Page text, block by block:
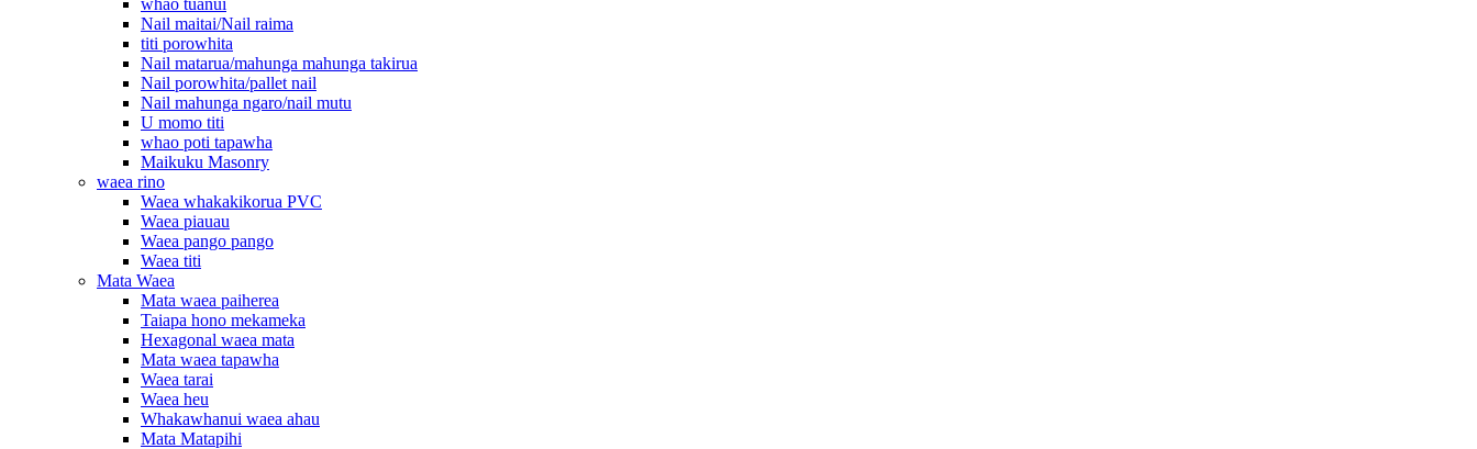
whao tuanui
Nail maitai/Nail raima
titi porowhita
Nail matarua/mahunga mahunga takirua
Nail porowhita/pallet nail
Nail mahunga ngaro/nail mutu
U momo titi
whao poti tapawha
Maikuku Masonry
waea rino
Waea whakakikorua PVC
Waea piauau
Waea pango pango
Waea titi
Mata Waea
Mata waea paiherea
Taiapa hono mekameka
Hexagonal waea mata
Mata waea tapawha
Waea tarai
Waea heu
Whakawhanui waea ahau
Mata Matapihi